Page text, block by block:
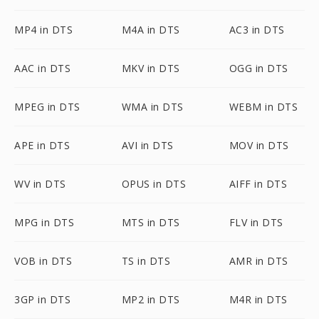
MP4 in DTS M4A in DTS AC3 in DTS
AAC in DTS MKV in DTS OGG in DTS
MPEG in DTS WMA in DTS WEBM in DTS
APE in DTS AVI in DTS MOV in DTS
WV in DTS OPUS in DTS AIFF in DTS
MPG in DTS MTS in DTS FLV in DTS
VOB in DTS TS in DTS AMR in DTS
3GP in DTS MP2 in DTS M4R in DTS